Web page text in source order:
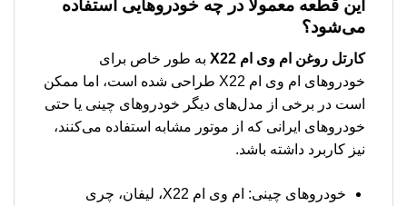
این قطعه معمولاً در چه خودروهایی استفاده
می‌شود؟
كارتل روغن ام وی ام X22
به طور خاص برای
خودروهای ام وی ام X22 طراحی شده است، اما ممکن
است در برخی از مدل‌های دیگر خودروهای چینی یا حتی
خودروهای ایرانی که از موتور مشابه استفاده می‌کنند،
نیز کاربرد داشته باشد.
خودروهای چینی: ام وی ام X22، لیفان، چری